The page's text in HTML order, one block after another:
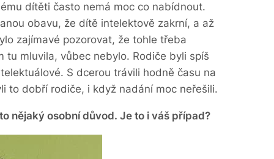
dítěti často nemá moc co nabídnout.
obavu, že dítě intelektově zakrní, a až
zajímavé pozorovat, že tohle třeba
tu mluvila, vůbec nebylo. Rodiče byli spíš
S dcerou trávili hodně času na
to dobří rodiče, i když nadání moc neřešili.
nějaký osobní důvod. Je to i váš případ?